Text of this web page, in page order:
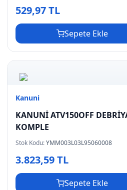
529,97 TL
Sepete Ekle
Kanuni
KANUNİ ATV150OFF
KOMPLE
Stok Kodu:YMM003L03L95060008
3.823,59 TL
Sepete Ekle